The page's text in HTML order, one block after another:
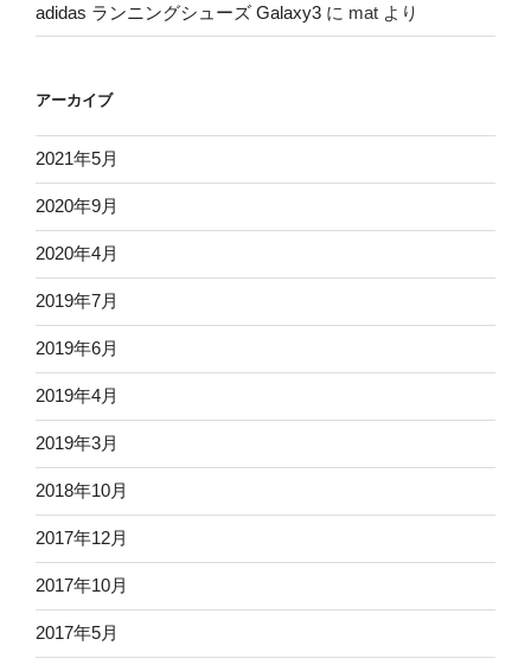
adidas ランニングシューズ Galaxy3 に mat より
アーカイブ
2021年5月
2020年9月
2020年4月
2019年7月
2019年6月
2019年4月
2019年3月
2018年10月
2017年12月
2017年10月
2017年5月